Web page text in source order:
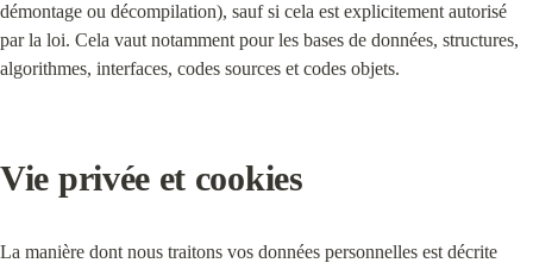
démontage ou décompilation), sauf si cela est explicitement autorisé
par la loi. Cela vaut notamment pour les bases de données, structures,
algorithmes, interfaces, codes sources et codes objets.
Vie privée et cookies
La manière dont nous traitons vos données personnelles est décrite